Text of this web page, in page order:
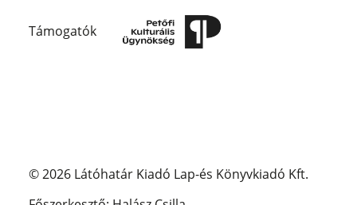
Támogatók
© 2026 Látóhatár Kiadó Lap-és Könyvkiadó Kft.